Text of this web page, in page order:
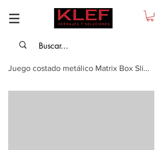
Juego costado metálico Matrix Box Slim A, gris antracita, Syncro cierre lento...